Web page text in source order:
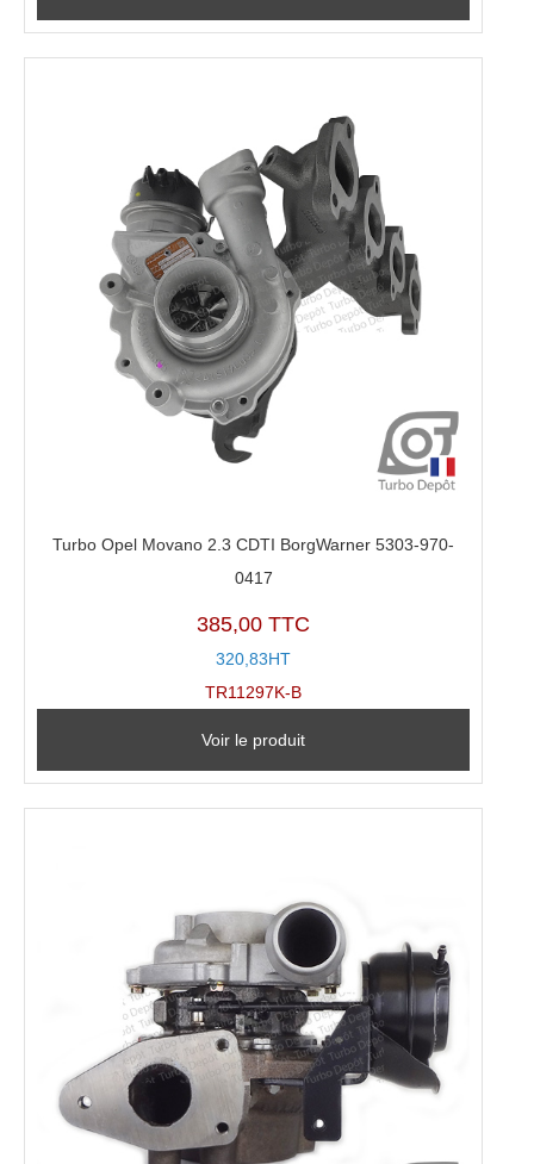
Turbo Opel Movano 2.3 CDTI BorgWarner 5303-970-
0417
385,00 TTC
320,83HT
TR11297K-B
Voir le produit